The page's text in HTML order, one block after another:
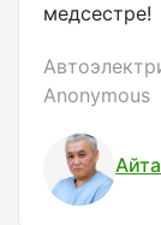
медсестре!
Anonymous